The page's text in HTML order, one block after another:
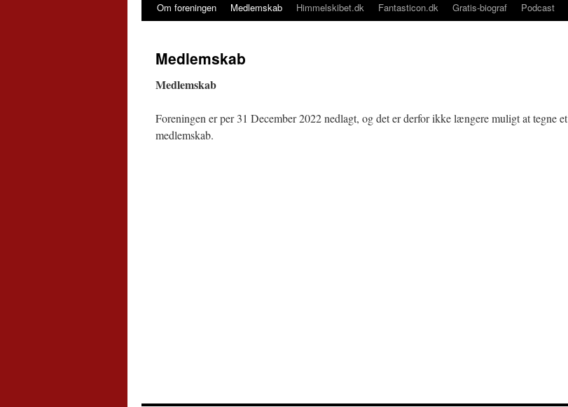
Om foreningen Medlemskab Himmelskibet.dk Fantasticon.dk Gratis-biograf Podcast
Medlemskab
Medlemskab
Foreningen er per 31 December 2022 nedlagt, og det er derfor ikke længere muligt at tegne et
medlemskab.